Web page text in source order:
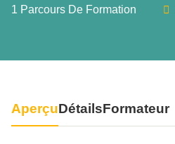
1 Parcours De Formation
AperçuDétailsFormateur